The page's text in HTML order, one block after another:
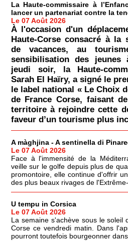
La Haute-commissaire à
lancer un partenariat contre la
Le 07 Août 2026
À l'occasion d'un
Haute-Corse consacré à la
de vacances, au
sensibilisation des
jeudi soir, la Haute-
Sarah El Haïry, a signé le
le label national « Le Choix
de France Corse, faisant
territoire à rejoindre cette
faveur d’un tourisme plus
A màghjina - A sentinella di
Le 07 Août 2026
Face à l'immensité de la
veille sur le golfe depuis plus de
promontoire, elle continue d'offrir
des plus beaux rivages de
U tempu in Corsica
Le 07 Août 2026
La semaine s'achève sous le soleil
Corse ce vendredi matin. Dans
pourront toutefois bourgeonner